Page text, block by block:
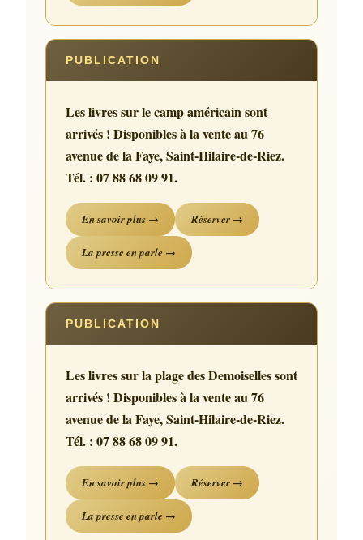
PUBLICATION
Les livres sur le camp américain sont
arrivés ! Disponibles à la vente au 76
avenue de la Faye, Saint-Hilaire-de-Riez.
Tél. : 07 88 68 09 91.
En savoir plus → Réserver →
La presse en parle →
PUBLICATION
Les livres sur la plage des Demoiselles sont
arrivés ! Disponibles à la vente au 76
avenue de la Faye, Saint-Hilaire-de-Riez.
Tél. : 07 88 68 09 91.
En savoir plus → Réserver →
La presse en parle →